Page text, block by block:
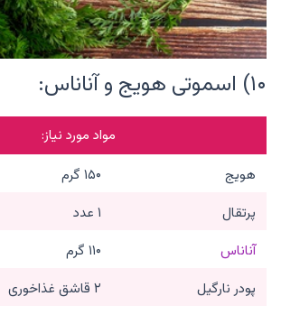
۱۰) اسموتی هویج و آناناس:
مواد مورد نیاز:
هویج
۱۵۰ گرم
پرتقال
۱ عدد
آناناس
۱۱۰ گرم
پودر نارگیل
۲ قاشق غذاخوری